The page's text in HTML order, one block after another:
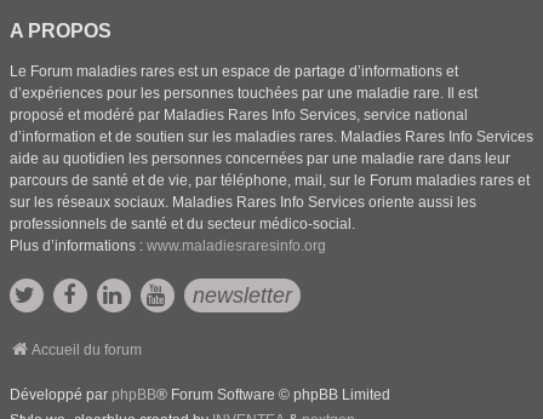
A PROPOS
Le Forum maladies rares est un espace de partage d’informations et
d’expériences pour les personnes touchées par une maladie rare. Il est
proposé et modéré par Maladies Rares Info Services, service national
d’information et de soutien sur les maladies rares. Maladies Rares Info Services
aide au quotidien les personnes concernées par une maladie rare dans leur
parcours de santé et de vie, par téléphone, mail, sur le Forum maladies rares et
sur les réseaux sociaux. Maladies Rares Info Services oriente aussi les
professionnels de santé et du secteur médico-social.
Plus d’informations : www.maladiesraresinfo.org
newsletter
Accueil du forum
Développé par phpBB® Forum Software © phpBB Limited